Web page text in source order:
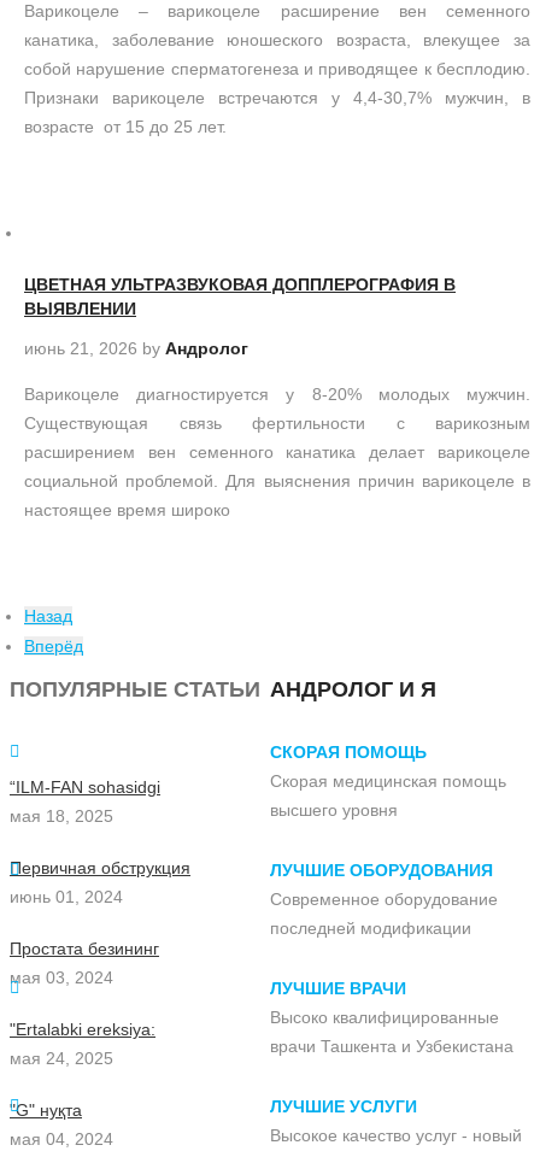
Варикоцеле – варикоцеле расширение вен семенного
канатика, заболевание юношеского возраста, влекущее за
собой нарушение сперматогенеза и приводящее к бесплодию.
Признаки варикоцеле встречаются у 4,4-30,7% мужчин, в
возрасте от 15 до 25 лет.
ЦВЕТНАЯ УЛЬТРАЗВУКОВАЯ ДОППЛЕРОГРАФИЯ В
ВЫЯВЛЕНИИ
июнь 21, 2026 by Андролог
Варикоцеле диагностируется у 8-20% молодых мужчин.
Существующая связь фертильности с варикозным
расширением вен семенного канатика делает варикоцеле
социальной проблемой. Для выяснения причин варикоцеле в
настоящее время широко
Назад
Вперёд
ПОПУЛЯРНЫЕ СТАТЬИ
“ILM-FAN sohasidgi
мая 18, 2025
Первичная обструкция
июнь 01, 2024
Простата безининг
мая 03, 2024
"Ertalabki ereksiya:
мая 24, 2025
"G" нуқта
мая 04, 2024
АНДРОЛОГ И Я
СКОРАЯ ПОМОЩЬ
Скорая медицинская помощь
высшего уровня
ЛУЧШИЕ ОБОРУДОВАНИЯ
Современное оборудование
последней модификации
ЛУЧШИЕ ВРАЧИ
Высоко квалифицированные
врачи Ташкента и Узбекистана
ЛУЧШИЕ УСЛУГИ
Высокое качество услуг - новый